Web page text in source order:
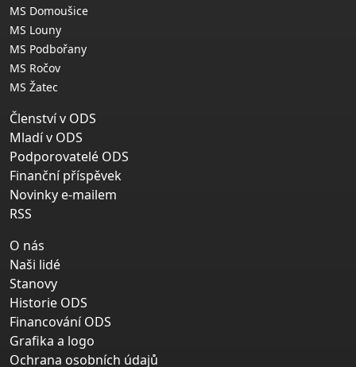
MS Domoušice
MS Louny
MS Podbořany
MS Ročov
MS Žatec
Členství v ODS
Mladí v ODS
Podporovatelé ODS
Finanční příspěvek
Novinky e-mailem
RSS
O nás
Naši lidé
Stanovy
Historie ODS
Financování ODS
Grafika a logo
Ochrana osobních údajů